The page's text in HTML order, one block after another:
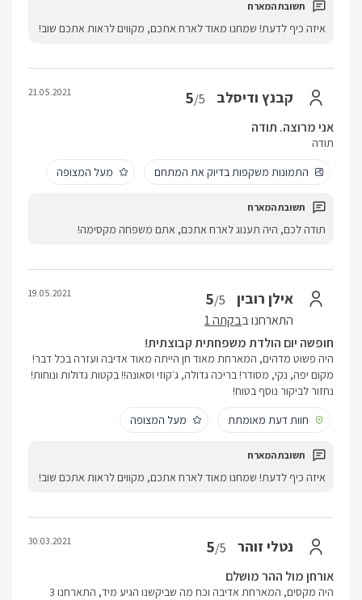
איזה כיף לדעת! שמחנו מאוד לארח אתכם, מקווים לראות אתכם שוב!
קבנץ ודיסלב 5/5
21.05.2021
אני מרוצה. תודה
תודה
התמונות משקפות בדיוק את המתחם
מעל המצופה
תודה לכם, היה תענוג לארח אתכם, אתם משפחה מקסימה!
אילן רובין 5/5
התארחנו בבקתה 1
19.05.2021
חופשה יום הולדת משפחתית קבוצתית!
היה פשוט מדהים, המארחת מאוד חן הייתה מאוד אדיבה ועזרה בכל דבר!
מקום יפה, נקי, מסודר! בריכה גדולה, ג׳קוזי וסאונה!! בקטות גדולות ונוחות!
נחזור לביקור נוסף בטוח!
חוות דעת מאומתת
מעל המצופה
איזה כיף לדעת! שמחנו מאוד לארח אתכם, מקווים לראות אתכם שוב!
נטלי זוהר 5/5
30.03.2021
אורחן מול ההר מושלם
היה מקסים, המארחת אדיבה וכח מה שביקשנו הגיע מיד, התארחנו 3